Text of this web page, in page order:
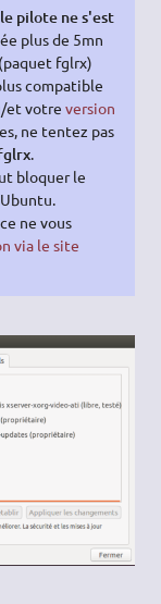
le pilote ne s'est
plus de 5mn
fglrx)
compatible
et votre version
ne tentez pas
.
bloquer le
ne vous
via le site